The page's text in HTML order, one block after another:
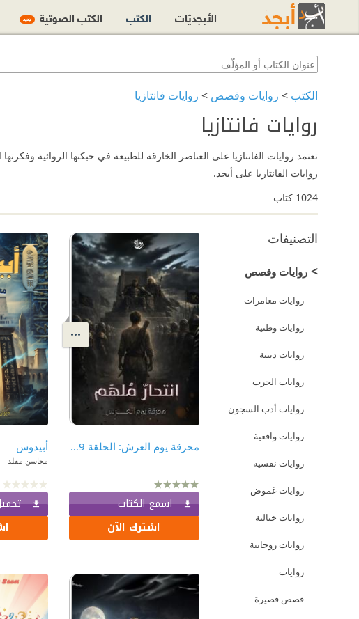
الكتب > روايات وقصص > روايات فانتازيا
روايات فانتازيا
تعتمد روايات الفانتازيا على العناصر الخارقة للطبيعة في حبكتها الروائية
روايات الفانتازيا على أبجد.
1024 كتاب
التصنيفات
>روايات وقصص
روايات مغامرات
روايات وطنية
روايات دينية
روايات الحرب
روايات أدب السجون
روايات واقعية
روايات نفسية
روايات غموض
روايات خيالية
روايات روحانية
روايات
قصص قصيرة
محرقة يوم العرش: الحلقة 9 - انتحارٌ مُلهَم
اسمع الكتاب
اشترك الآن
أبيدوس
محاسن مقلد
الأبجديّات الكتب الكتب الصوتية جديد